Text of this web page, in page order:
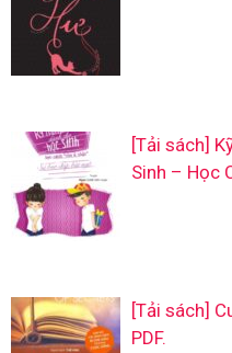
[Tải sách]
Sinh – Học
[Tải sách]
PDF.